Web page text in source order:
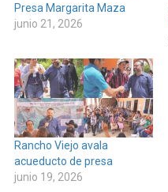
Presa Margarita Maza
junio 21, 2026
Rancho Viejo avala
acueducto de presa
junio 19, 2026